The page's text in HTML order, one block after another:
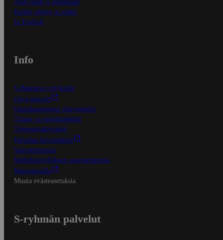
Näin tilaat ja muokkaat
Kaikki ohjeet ja vinkit
In English
Info
S-Business yrityksille
Oiva-raportit
Osuuskauppojen yhteystiedot
Tilaus- ja toimitusehdot
Tietosuojakäytäntö
Palvelun käyttöehdot
Saavutettavuus
Mobiilisovelluksen saavutettavuus
Mainostajalle
Muuta evästeasetuksia
S-ryhmän palvelut